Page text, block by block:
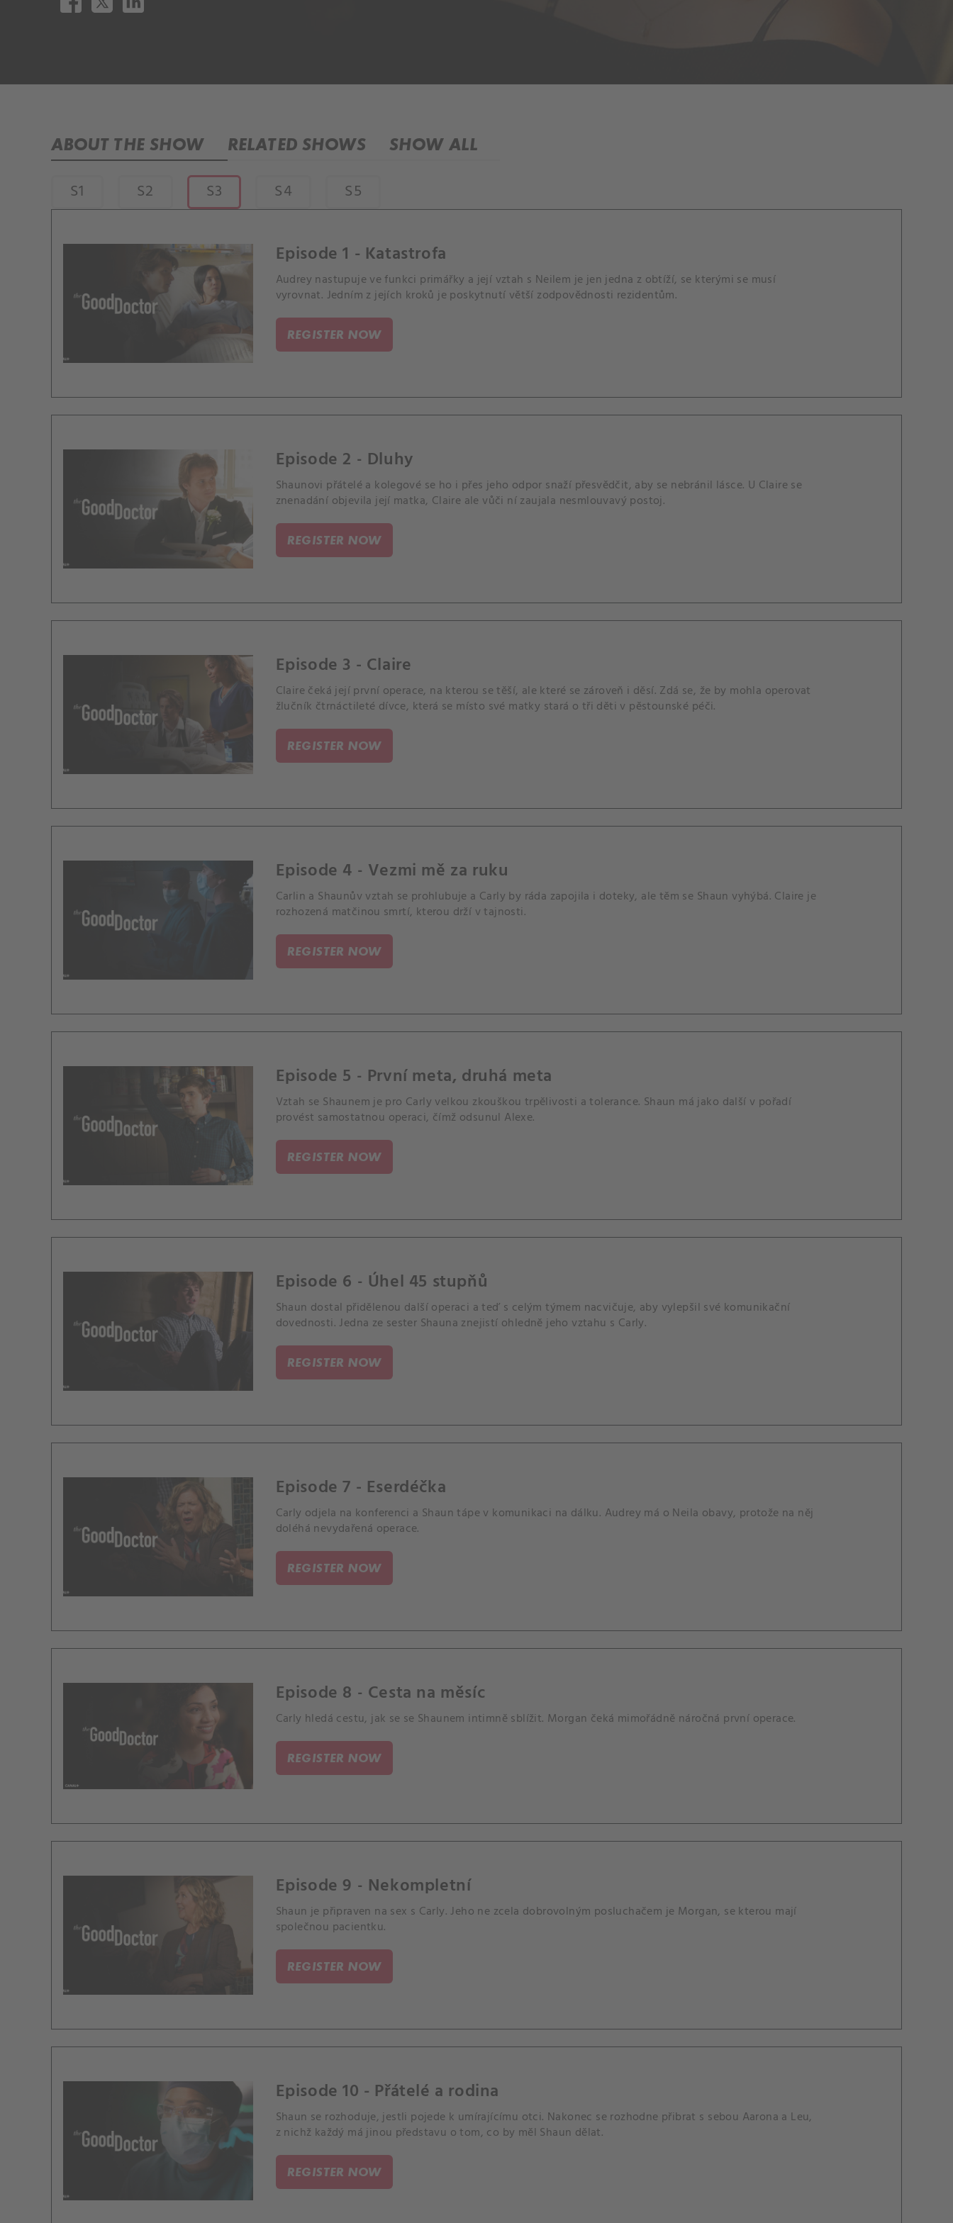
ABOUT THE SHOW RELATED SHOWS SHOW ALL
S1 S2 S3 S4 S5
Episode 1 - Katastrofa
Audrey nastupuje ve funkci primářky a její vztah s Neilem je jen jedna z obtíží, se kterými se musí
vyrovnat. Jedním z jejích kroků je poskytnutí větší zodpovědnosti rezidentům.
REGISTER NOW
Episode 2 - Dluhy
Shaunovi přátelé a kolegové se ho i přes jeho odpor snaží přesvědčit, aby se nebránil lásce. U Claire se
znenadání objevila její matka, Claire ale vůči ní zaujala nesmlouvavý postoj.
REGISTER NOW
Episode 3 - Claire
Claire čeká její první operace, na kterou se těší, ale které se zároveň i děsí. Zdá se, že by mohla operovat
žlučník čtrnáctileté dívce, která se místo své matky stará o tři děti v pěstounské péči.
REGISTER NOW
Episode 4 - Vezmi mě za ruku
Carlin a Shaunův vztah se prohlubuje a Carly by ráda zapojila i doteky, ale těm se Shaun vyhýbá. Claire je
rozhozená matčinou smrtí, kterou drží v tajnosti.
REGISTER NOW
Episode 5 - První meta, druhá meta
Vztah se Shaunem je pro Carly velkou zkouškou trpělivosti a tolerance. Shaun má jako další v pořadí
provést samostatnou operaci, čímž odsunul Alexe.
REGISTER NOW
Episode 6 - Úhel 45 stupňů
Shaun dostal přidělenou další operaci a teď s celým týmem nacvičuje, aby vylepšil své komunikační
dovednosti. Jedna ze sester Shauna znejistí ohledně jeho vztahu s Carly.
REGISTER NOW
Episode 7 - Eserdéčka
Carly odjela na konferenci a Shaun tápe v komunikaci na dálku. Audrey má o Neila obavy, protože na něj
doléhá nevydařená operace.
REGISTER NOW
Episode 8 - Cesta na měsíc
Carly hledá cestu, jak se se Shaunem intimně sblížit. Morgan čeká mimořádně náročná první operace.
REGISTER NOW
Episode 9 - Nekompletní
Shaun je připraven na sex s Carly. Jeho ne zcela dobrovolným posluchačem je Morgan, se kterou mají
společnou pacientku.
REGISTER NOW
Episode 10 - Přátelé a rodina
Shaun se rozhoduje, jestli pojede k umírajícímu otci. Nakonec se rozhodne přibrat s sebou Aarona a Leu,
z nichž každý má jinou představu o tom, co by měl Shaun dělat.
REGISTER NOW